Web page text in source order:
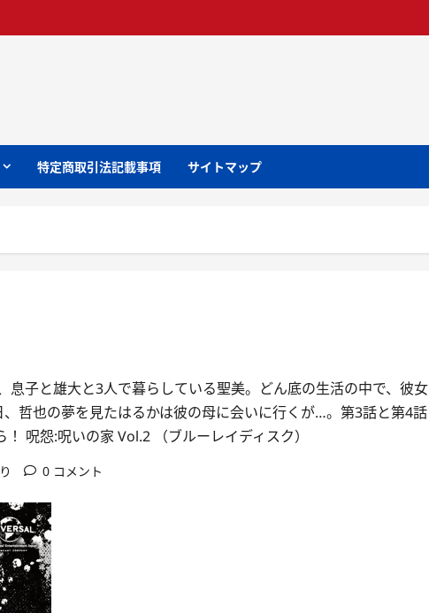
特定商取引法記載事項 サイトマップ
息子と雄大と3人で暮らしている聖美。どん底の生活の中で、彼女
哲也の夢を見たはるかは彼の母に会いに行くが…。第3話と第4話
呪怨:呪いの家 Vol.2 （ブルーレイディスク）
0 コメント